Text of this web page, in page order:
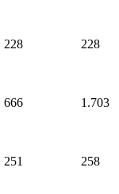
228 228
666 1.703
251 258